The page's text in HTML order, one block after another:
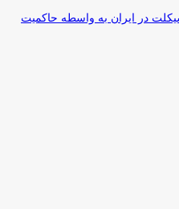
در ایران به واسطه حاکمیت